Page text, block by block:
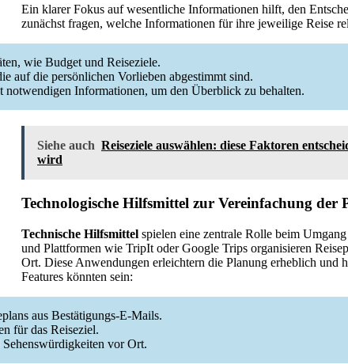
Ein klarer Fokus auf wesentliche Informationen hilft, den
zunächst fragen, welche Informationen für ihre jeweilige Reise
wie Budget und Reiseziele.
auf die persönlichen Vorlieben abgestimmt sind.
notwendigen Informationen, um den Überblick zu behalten.
Siehe auch Reiseziele auswählen: diese Faktoren
wird
Technologische Hilfsmittel zur Vereinfachung der
Technische Hilfsmittel spielen eine zentrale Rolle beim
und Plattformen wie TripIt oder Google Trips organisieren
Ort. Diese Anwendungen erleichtern die Planung erheblich und
Features könnten sein:
aus Bestätigungs-E-Mails.
für das Reiseziel.
vor Ort.